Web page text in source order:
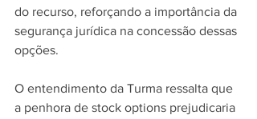
do recurso, reforçando a importância da
segurança jurídica na concessão dessas
opções.
O entendimento da Turma ressalta que
a penhora de stock options prejudicaria